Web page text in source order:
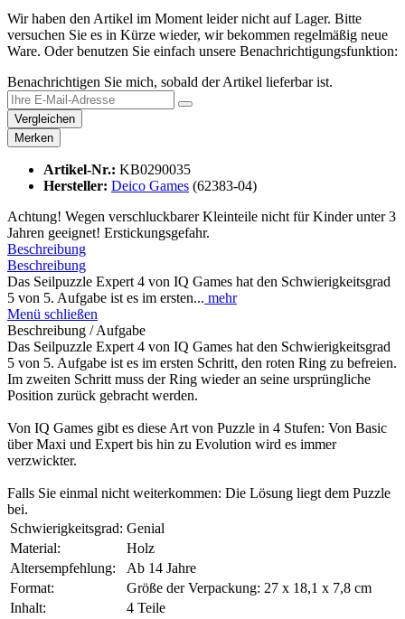
Wir haben den Artikel im Moment leider nicht auf Lager. Bitte
versuchen Sie es in Kürze wieder, wir bekommen regelmäßig neue
Ware. Oder benutzen Sie einfach unsere Benachrichtigungsfunktion:
Benachrichtigen Sie mich, sobald der Artikel lieferbar ist.
Vergleichen
Merken
Artikel-Nr.: KB0290035
Hersteller: Deico Games (62383-04)
Achtung! Wegen verschluckbarer Kleinteile nicht für Kinder unter 3
Jahren geeignet! Erstickungsgefahr.
Beschreibung
Beschreibung
Das Seilpuzzle Expert 4 von IQ Games hat den Schwierigkeitsgrad
5 von 5. Aufgabe ist es im ersten... mehr
Menü schließen
Beschreibung / Aufgabe
Das Seilpuzzle Expert 4 von IQ Games hat den Schwierigkeitsgrad
5 von 5. Aufgabe ist es im ersten Schritt, den roten Ring zu befreien.
Im zweiten Schritt muss der Ring wieder an seine ursprüngliche
Position zurück gebracht werden.
Von IQ Games gibt es diese Art von Puzzle in 4 Stufen: Von Basic
über Maxi und Expert bis hin zu Evolution wird es immer
verzwickter.
Falls Sie einmal nicht weiterkommen: Die Lösung liegt dem Puzzle
bei.
Schwierigkeitsgrad: Genial
Material:
Holz
Altersempfehlung:
Ab 14 Jahre
Format:
Größe der Verpackung: 27 x 18,1 x 7,8 cm
Inhalt:
4 Teile